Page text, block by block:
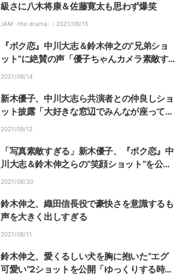
級さに八木将康＆佐藤寛太も思わず爆笑
JAM -the drama-｜ 2021/09/15
『ボク恋』中川大志＆鈴木伸之の“兄弟ショ
ット”に絶賛の声「優子ちゃんカメラ素敵す
ぎ」
2021/09/14
新木優子、中川大志ら共演者との仲良しショ
ット披露「大好きな窓辺でみんなが座ってる
写真」
2021/09/12
「写真素敵すぎる」新木優子、『ボク恋』中
川大志＆鈴木伸之らの“笑顔ショット”を公開
し反響
2021/08/30
鈴木伸之、織田信長役で豪快さを意識するも
声を大きく出しすぎる
2021/08/11
鈴木伸之、愛くるしい犬を胸に抱いた“エグ
可愛い”2ショットを公開「ゆっくりする時間